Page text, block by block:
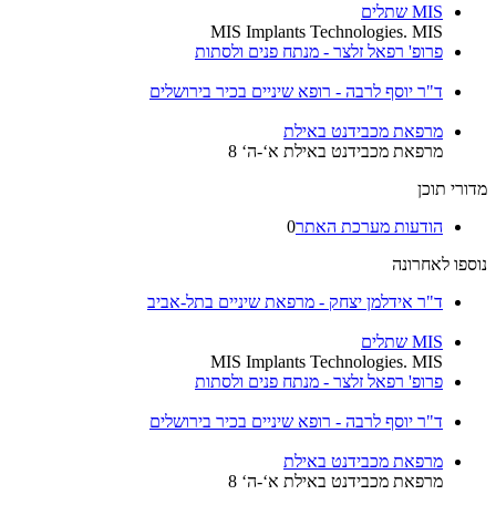
MIS שתלים
MIS Implants Technologies. MIS
פרופ' רפאל זלצר - מנתח פנים ולסתות
ד"ר יוסף לרבה - רופא שיניים בכיר בירושלים
מרפאת מכבידנט באילת
מרפאת מכבידנט באילת א‘-ה‘ 8
מדורי תוכן
הודעות מערכת האתר0
נוספו לאחרונה
ד"ר אידלמן יצחק - מרפאת שיניים בתל-אביב
MIS שתלים
MIS Implants Technologies. MIS
פרופ' רפאל זלצר - מנתח פנים ולסתות
ד"ר יוסף לרבה - רופא שיניים בכיר בירושלים
מרפאת מכבידנט באילת
מרפאת מכבידנט באילת א‘-ה‘ 8